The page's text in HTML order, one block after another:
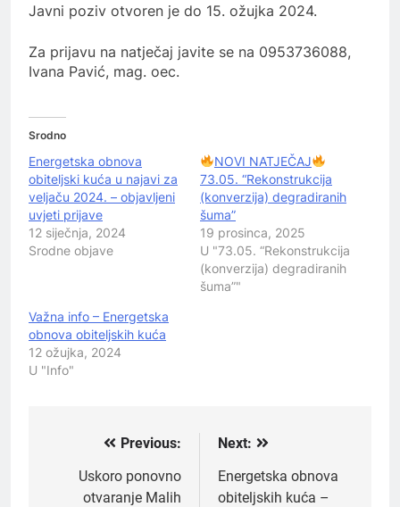
Javni poziv otvoren je do 15. ožujka 2024.
Za prijavu na natječaj javite se na 0953736088,
Ivana Pavić, mag. oec.
Srodno
Energetska obnova
obiteljski kuća u najavi za
veljaču 2024. – objavljeni
uvjeti prijave
12 siječnja, 2024
Srodne objave
NOVI NATJEČAJ
73.05. “Rekonstrukcija
(konverzija) degradiranih
šuma”
19 prosinca, 2025
U "73.05. “Rekonstrukcija
(konverzija) degradiranih
šuma”"
Važna info – Energetska
obnova obiteljskih kuća
12 ožujka, 2024
U "Info"
Navigacija
objava
Previous:
Uskoro ponovno
otvaranje Malih
Next:
Energetska obnova
obiteljskih kuća –